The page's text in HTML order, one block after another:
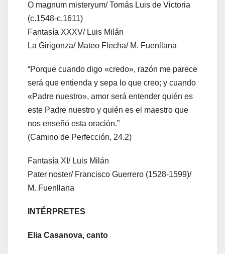
O magnum misteryum/ Tomás Luis de Victoria
(c.1548-c.1611)
Fantasía XXXV/ Luis Milán
La Girigonza/ Mateo Flecha/ M. Fuenllana
“Porque cuando digo «credo», razón me parece
será que entienda y sepa lo que creo; y cuando
«Padre nuestro», amor será entender quién es
este Padre nuestro y quién es el maestro que
nos enseñó esta oración.”
(Camino de Perfección, 24.2)
Fantasía XI/ Luis Milán
Pater noster/ Francisco Guerrero (1528-1599)/
M. Fuenllana
INTÉRPRETES
Elia Casanova, canto